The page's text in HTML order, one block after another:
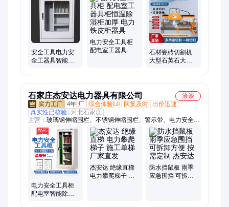
机、内撑吊具、混凝土振动棒、打标机、研磨机、裁切机、平移
门电机、超市防盗门、磨片磨头、滑移机、消防机器人、农业打
药机、履带底盘、消防器材
安全工具电力安
全工器具智能除
电力安全工具柜
配电室工器具柜
石材瓷砖切割机
大型石英石大理
石家庄杰安达电力器具有限公司
洽谈
4年 厂 综合体验L0 回复及时 出价迅速
真实性已核验 河北石家庄
主营： 玻璃钢伸缩围栏、不锈钢伸缩围栏、警示带、电力安全工
具柜、电力安全围网、电力施工警示带、绝缘胶垫、安全帽、高
压验电器、防汛挡板、标志桩、挡鼠板、绝缘操作杆、标示牌、
不锈钢地桩、预埋式绝缘伸缩地桩、绝缘地桩网杆、绝缘伸缩
带、玻璃钢绝缘伸缩警示带、变压器围栏、个人保安线、令克
棒、防撞桶、救援钩、支架
电力安全工具柜
配电室智能除湿
杰安达 绝缘直梯
电力攀爬梯子 施
防水挡鼠板 雨季
应急围挡 可拆卸